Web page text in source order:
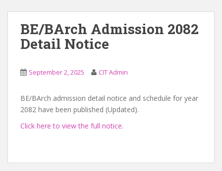
BE/BArch Admission 2082
Detail Notice
September 2, 2025 CIT Admin
BE/BArch admission detail notice and schedule for year
2082 have been published (Updated).
Click here to view the full notice.